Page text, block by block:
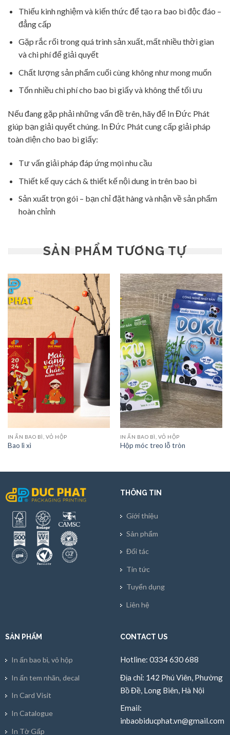
Thiếu kinh nghiệm và kiến thức để tạo ra bao bì độc đáo –
đẳng cấp
Gặp rắc rối trong quá trình sản xuất, mất nhiều thời gian
và chi phí để giải quyết
Chất lượng sản phẩm cuối cùng không như mong muốn
Tốn nhiều chi phí cho bao bì giấy và không thể tối ưu
Nếu đang gặp phải những vấn đề trên, hãy để In Đức Phát
giúp bạn giải quyết chúng. In Đức Phát cung cấp giải pháp
toàn diện cho bao bì giấy:
Tư vấn giải pháp đáp ứng mọi nhu cầu
Thiết kế quy cách & thiết kế nội dung in trên bao bì
Sản xuất trọn gói – bạn chỉ đặt hàng và nhận về sản phẩm
hoàn chỉnh
SẢN PHẨM TƯƠNG TỰ
IN ẤN BAO BÌ, VỎ HỘP
Bao lì xì
IN ẤN BAO BÌ, VỎ HỘP
Hộp móc treo lỗ tròn
THÔNG TIN
Giới thiệu
Sản phẩm
Đối tác
Tin tức
Tuyển dụng
Liên hệ
SẢN PHẨM
In ấn bao bì, vỏ hộp
In ấn tem nhãn, decal
In Card Visit
In Catalogue
In Tờ Gấp
CONTACT US
Hotline: 0334 630 688
Địa chỉ: 142 Phú Viên, Phường
Bồ Đề, Long Biên, Hà Nội
Email:
inbaobiducphat.vn@gmail.com